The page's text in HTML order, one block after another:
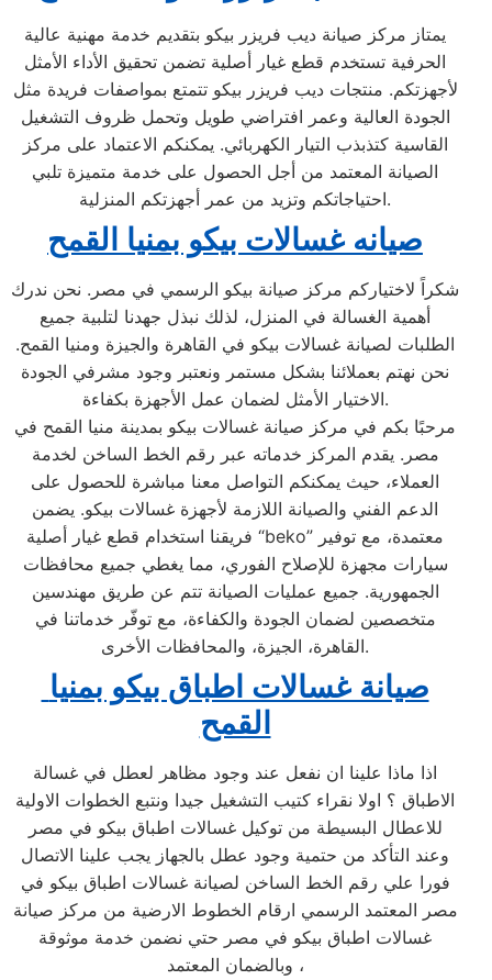
يمتاز مركز صيانة ديب فريزر بيكو بتقديم خدمة مهنية عالية
الحرفية تستخدم قطع غيار أصلية تضمن تحقيق الأداء الأمثل
لأجهزتكم. منتجات ديب فريزر بيكو تتمتع بمواصفات فريدة مثل
الجودة العالية وعمر افتراضي طويل وتحمل ظروف التشغيل
القاسية كتذبذب التيار الكهربائي. يمكنكم الاعتماد على مركز
الصيانة المعتمد من أجل الحصول على خدمة متميزة تلبي
احتياجاتكم وتزيد من عمر أجهزتكم المنزلية.
صيانه غسالات بيكو بمنيا القمح
شكراً لاختياركم مركز صيانة بيكو الرسمي في مصر. نحن ندرك
أهمية الغسالة في المنزل، لذلك نبذل جهدنا لتلبية جميع
الطلبات لصيانة غسالات بيكو في القاهرة والجيزة ومنيا القمح.
نحن نهتم بعملائنا بشكل مستمر ونعتبر وجود مشرفي الجودة
الاختيار الأمثل لضمان عمل الأجهزة بكفاءة.
مرحبًا بكم في مركز صيانة غسالات بيكو بمدينة منيا القمح في
مصر. يقدم المركز خدماته عبر رقم الخط الساخن لخدمة
العملاء، حيث يمكنكم التواصل معنا مباشرة للحصول على
الدعم الفني والصيانة اللازمة لأجهزة غسالات بيكو. يضمن
فريقنا استخدام قطع غيار أصلية “beko” معتمدة، مع توفير
سيارات مجهزة للإصلاح الفوري، مما يغطي جميع محافظات
الجمهورية. جميع عمليات الصيانة تتم عن طريق مهندسين
متخصصين لضمان الجودة والكفاءة، مع توفّر خدماتنا في
القاهرة، الجيزة، والمحافظات الأخرى.
القمح
اذا ماذا علينا ان نفعل عند وجود مظاهر لعطل في غسالة
الاطباق ؟ اولا نقراء كتيب التشغيل جيدا ونتبع الخطوات الاولية
للاعطال البسيطة من توكيل غسالات اطباق بيكو في مصر
وعند التأكد من حتمية وجود عطل بالجهاز يجب علينا الاتصال
فورا علي رقم الخط الساخن لصيانة غسالات اطباق بيكو في
مصر المعتمد الرسمي ارقام الخطوط الارضية من مركز صيانة
غسالات اطباق بيكو في مصر حتي نضمن خدمة موثوقة
وبالضمان المعتمد ،